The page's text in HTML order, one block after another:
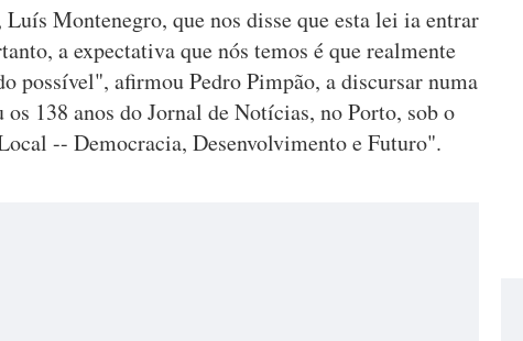
Montenegro, que nos disse que esta lei ia entrar
a expectativa que nós temos é que realmente
possível", afirmou Pedro Pimpão, a discursar numa
138 anos do Jornal de Notícias, no Porto, sob o
-- Democracia, Desenvolvimento e Futuro".